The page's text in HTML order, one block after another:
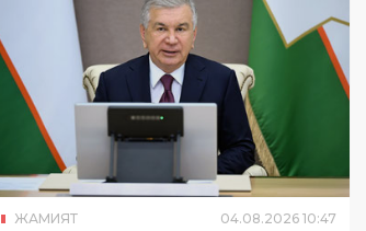
ЖАМИЯТ 08.2026
Давлат хизматчилари маоши
янги тизим асосида
шакллантирилиши мумкин